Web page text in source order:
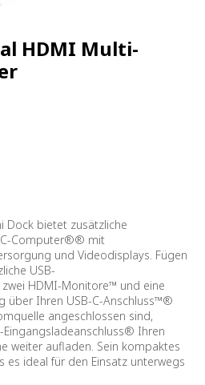
HDMI Multi-
Dock bietet zusätzliche
C-Computer®® mit
und Videodisplays. Fügen
USB-
HDMI-Monitore™ und eine
über Ihren USB-C-Anschluss™®
angeschlossen sind,
Eingangsladeanschluss® Ihren
weiter aufladen. Sein kompaktes
es ideal für den Einsatz unterwegs